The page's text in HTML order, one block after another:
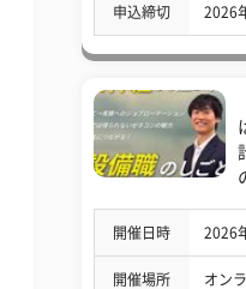
申込締切 2026
開催日時 2026
開催場所 オン